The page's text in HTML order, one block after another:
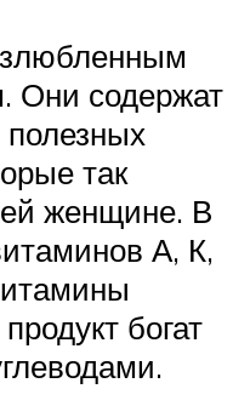
Они содержат
так
женщине. В
А, К,
богат